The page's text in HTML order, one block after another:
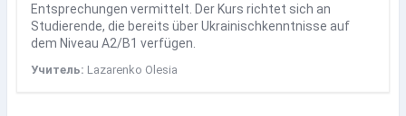
Entsprechungen vermittelt. Der Kurs richtet sich an
Studierende, die bereits über Ukrainischkenntnisse auf
dem Niveau A2/B1 verfügen.
Учитель: Lazarenko Olesia